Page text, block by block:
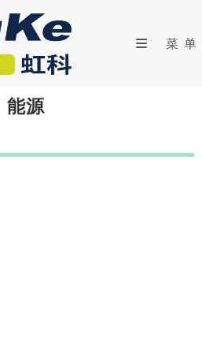
菜单
能源